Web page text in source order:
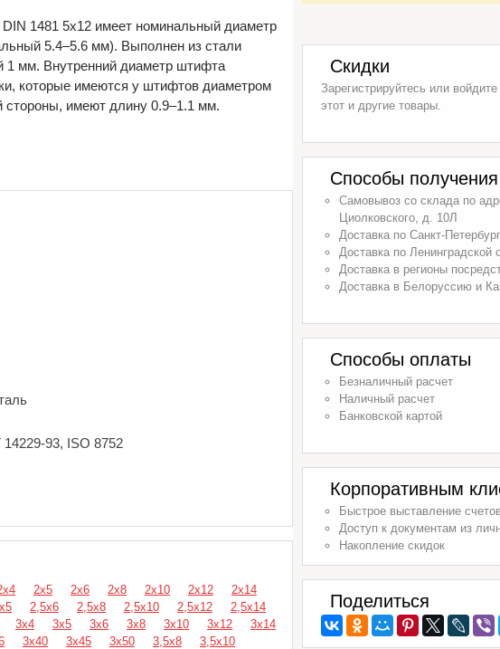
1481 5х12 имеет номинальный диаметр
5.4–5.6 мм). Выполнен из стали
1 мм. Внутренний диаметр штифта
которые имеются у штифтов диаметром
имеют длину 0.9–1.1 мм.
93, ISO 8752
2х5 2х6 2х8 2х10 2х12
2х14
2,5х6 2,5х8 2,5х10 2,5х12
2,5х14
3х4 3х5 3х6 3х8 3х10 3х12
3х14
3х40 3х45 3х50 3,5х8
3,5х10
Скидки
Зарегистрируйтесь или
этот и другие товары.
Способы получения
Самовывоз со склада по
Циолковского, д. 10Л
Доставка по Санкт-
Доставка по Ленинградской
Доставка в регионы
Доставка в Белоруссию и
Способы оплаты
Безналичный расчет
Наличный расчет
Банковской картой
Корпоративным
Быстрое выставление
Доступ к документам из
Накопление скидок
Поделиться